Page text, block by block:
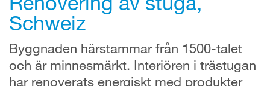
Schweiz
Byggnaden härstammar från 1500-talet
och är minnesmärkt. Interiören i trästugan
har renoverats energiskt med produkter